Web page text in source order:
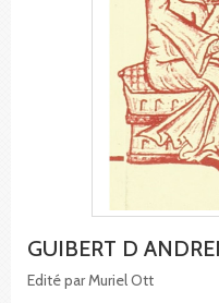
GUIBERT D
Edité par Muriel Ott